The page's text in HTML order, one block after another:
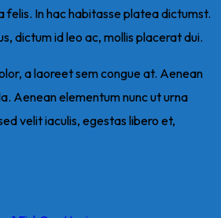
felis. In hac habitasse platea dictumst.
dictum id leo ac, mollis placerat dui.
a laoreet sem congue at. Aenean
Aenean elementum nunc ut urna
velit iaculis, egestas libero et,